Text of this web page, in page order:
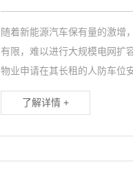
随着新能源汽车保有量的激增
有限，难以进行大规模电网扩
物业申请在其长租的人防车位
了解详情 +